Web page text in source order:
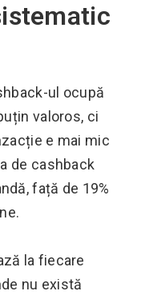
ul ocupă
valoros, ci
e mai mic
de cashback
față de 19%
la fiecare
nu există